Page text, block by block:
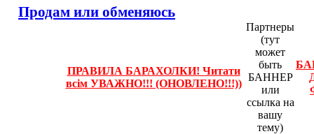
Продам или обменяюсь
ПРАВИЛА БАРАХОЛКИ! Читати
всім УВАЖНО!!! (ОНОВЛЕНО!!!))
Партнеры
(тут
может
быть
БАННЕР
или
ссылка на
вашу
тему)